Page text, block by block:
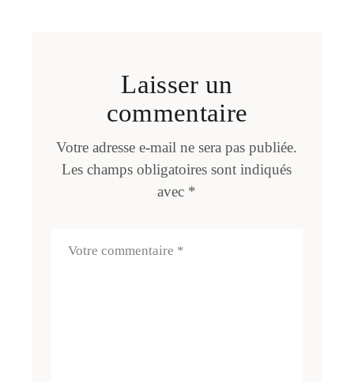
Laisser un
commentaire
Votre adresse e-mail ne sera pas publiée.
Les champs obligatoires sont indiqués
avec *